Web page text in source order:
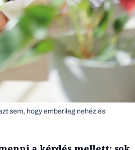
sem, hogy emberileg nehéz és